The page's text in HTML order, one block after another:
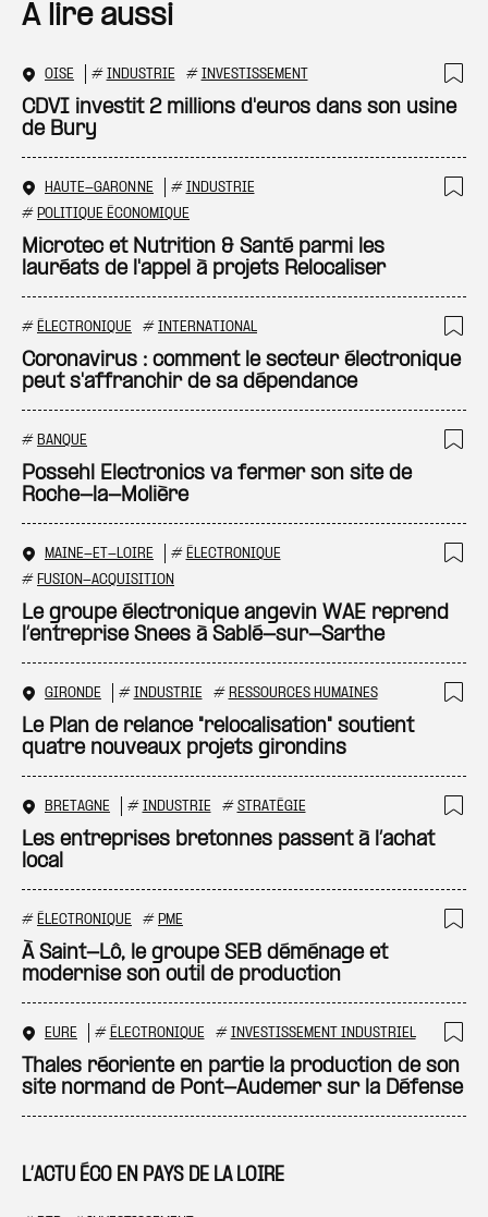
L’ACTU ÉCO EN PAYS DE LA LOIRE
A lire aussi
OISE # INDUSTRIE # INVESTISSEMENT
CDVI investit 2 millions d'euros dans son usine
de Bury
HAUTE-GARONNE # INDUSTRIE
# POLITIQUE ÉCONOMIQUE
Microtec et Nutrition & Santé parmi les
lauréats de l'appel à projets Relocaliser
# ÉLECTRONIQUE # INTERNATIONAL
Coronavirus : comment le secteur électronique
peut s'affranchir de sa dépendance
# BANQUE
Possehl Electronics va fermer son site de
Roche-la-Molière
MAINE-ET-LOIRE # ÉLECTRONIQUE
# FUSION-ACQUISITION
Le groupe électronique angevin WAE reprend
l’entreprise Snees à Sablé-sur-Sarthe
GIRONDE # INDUSTRIE # RESSOURCES HUMAINES
Le Plan de relance "relocalisation" soutient
quatre nouveaux projets girondins
BRETAGNE # INDUSTRIE # STRATÉGIE
Les entreprises bretonnes passent à l’achat
local
# ÉLECTRONIQUE # PME
À Saint-Lô, le groupe SEB déménage et
modernise son outil de production
EURE # ÉLECTRONIQUE # INVESTISSEMENT INDUSTRIEL
Thales réoriente en partie la production de son
site normand de Pont-Audemer sur la Défense